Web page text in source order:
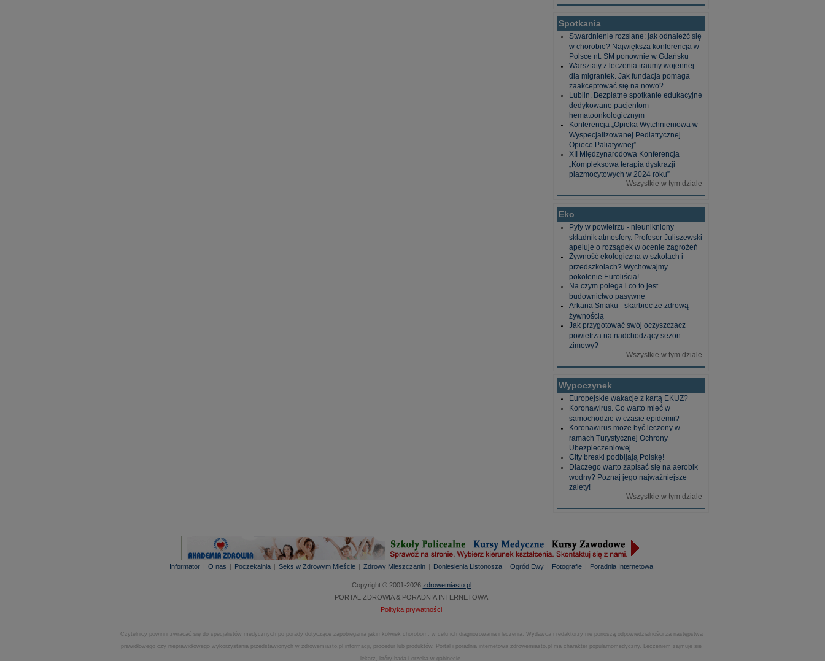
Spotkania
Stwardnienie rozsiane: jak odnaleźć się
w chorobie? Największa konferencja w
Polsce nt. SM ponownie w Gdańsku
Warsztaty z leczenia traumy wojennej
dla migrantek. Jak fundacja pomaga
zaakceptować się na nowo?
Lublin. Bezpłatne spotkanie edukacyjne
dedykowane pacjentom
hematoonkologicznym
Konferencja „Opieka Wytchnieniowa w
Wyspecjalizowanej Pediatrycznej
Opiece Paliatywnej”
XII Międzynarodowa Konferencja
„Kompleksowa terapia dyskrazji
plazmocytowych w 2024 roku”
Wszystkie w tym dziale
Eko
Pyły w powietrzu - nieunikniony
składnik atmosfery. Profesor Juliszewski
apeluje o rozsądek w ocenie zagrożeń
Żywność ekologiczna w szkołach i
przedszkolach? Wychowajmy
pokolenie Euroliścia!
Na czym polega i co to jest
budownictwo pasywne
Arkana Smaku - skarbiec ze zdrową
żywnością
Jak przygotować swój oczyszczacz
powietrza na nadchodzący sezon
zimowy?
Wszystkie w tym dziale
Wypoczynek
Europejskie wakacje z kartą EKUZ?
Koronawirus. Co warto mieć w
samochodzie w czasie epidemii?
Koronawirus może być leczony w
ramach Turystycznej Ochrony
Ubezpieczeniowej
City breaki podbijają Polskę!
Dlaczego warto zapisać się na aerobik
wodny? Poznaj jego najważniejsze
zalety!
Wszystkie w tym dziale
Informator | O nas | Poczekalnia | Seks w Zdrowym Mieście | Zdrowy Mieszczanin | Doniesienia Listonosza | Ogród Ewy | Fotografie | Poradnia Internetowa
Copyright © 2001-2026 zdrowemiasto.pl
PORTAL ZDROWIA & PORADNIA INTERNETOWA
Polityka prywatności
Czytelnicy powinni zwracać się do specjalistów medycznych po porady dotyczące zapobiegania jakimkolwiek chorobom, w celu ich diagnozowania i leczenia. Wydawca i redaktorzy nie ponoszą odpowiedzialności za następstwa
prawidłowego czy nieprawidłowego wykorzystania przedstawionych w zdrowemiasto.pl informacji, procedur lub produktów. Portal i poradnia internetowa zdrowemiasto.pl ma charakter popularnomedyczny. Leczeniem zajmuje się
lekarz, który bada i orzeka w gabinecie.